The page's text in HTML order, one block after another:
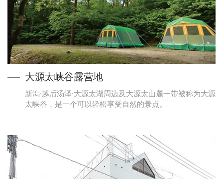
大源太峡谷露营地
新潟·越后汤泽·大源太湖周边及大源太山麓一带被称为大源
太峡谷，是一个可以轻松享受自然的景点。